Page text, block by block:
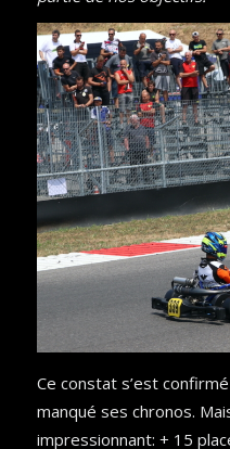
Ce constat s’est
manqué ses chronos.
impressionnant: + 15